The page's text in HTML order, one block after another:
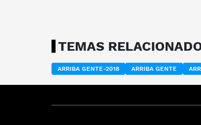
TEMAS
ARRIBA GENTE-2018 ARRIBA GENTE